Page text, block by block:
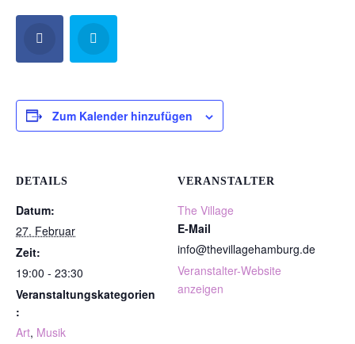
Zum Kalender hinzufügen
DETAILS
Datum:
27. Februar
Zeit:
19:00 - 23:30
Veranstaltungskategorien
:
Art, Musik
VERANSTALTER
The Village
E-Mail
info@thevillagehamburg.de
Veranstalter-Website
anzeigen